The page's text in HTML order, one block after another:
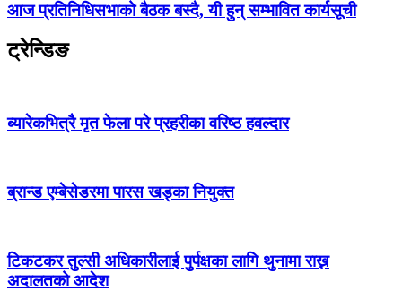
आज प्रतिनिधिसभाको बैठक बस्दै, यी हुन् सम्भावित कार्यसूची
ट्रेन्डिङ
ब्यारेकभित्रै मृत फेला परे प्रहरीका वरिष्ठ हवल्दार
ब्रान्ड एम्बेसेडरमा पारस खड्का नियुक्त
टिकटकर तुल्सी अधिकारीलाई पुर्पक्षका लागि थुनामा राख्न
अदालतको आदेश